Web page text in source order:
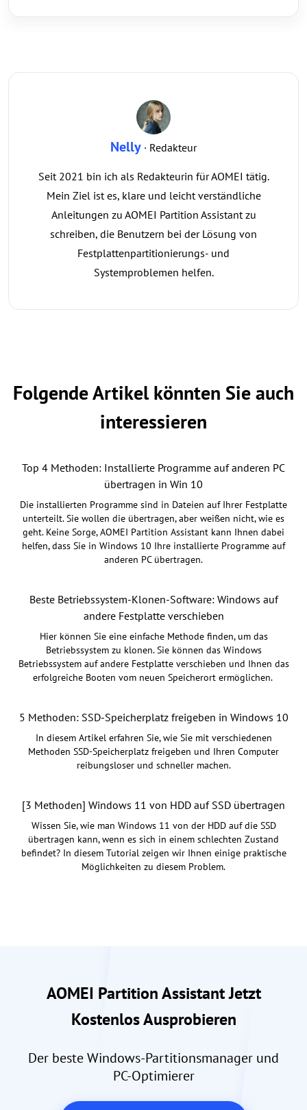
Nelly · Redakteur
Seit 2021 bin ich als Redakteurin für AOMEI tätig.
Mein Ziel ist es, klare und leicht verständliche
Anleitungen zu AOMEI Partition Assistant zu
schreiben, die Benutzern bei der Lösung von
Festplattenpartitionierungs- und
Systemproblemen helfen.
Folgende Artikel könnten Sie auch
interessieren
Top 4 Methoden: Installierte Programme auf anderen PC
übertragen in Win 10
Die installierten Programme sind in Dateien auf Ihrer Festplatte
unterteilt. Sie wollen die übertragen, aber weißen nicht, wie es
geht. Keine Sorge, AOMEI Partition Assistant kann Ihnen dabei
helfen, dass Sie in Windows 10 Ihre installierte Programme auf
anderen PC übertragen.
Beste Betriebssystem-Klonen-Software: Windows auf
andere Festplatte verschieben
Hier können Sie eine einfache Methode finden, um das
Betriebssystem zu klonen. Sie können das Windows
Betriebssystem auf andere Festplatte verschieben und Ihnen das
erfolgreiche Booten vom neuen Speicherort ermöglichen.
5 Methoden: SSD-Speicherplatz freigeben in Windows 10
In diesem Artikel erfahren Sie, wie Sie mit verschiedenen
Methoden SSD-Speicherplatz freigeben und Ihren Computer
reibungsloser und schneller machen.
[3 Methoden] Windows 11 von HDD auf SSD übertragen
Wissen Sie, wie man Windows 11 von der HDD auf die SSD
übertragen kann, wenn es sich in einem schlechten Zustand
befindet? In diesem Tutorial zeigen wir Ihnen einige praktische
Möglichkeiten zu diesem Problem.
AOMEI Partition Assistant Jetzt
Kostenlos Ausprobieren
Der beste Windows-Partitionsmanager und
PC-Optimierer